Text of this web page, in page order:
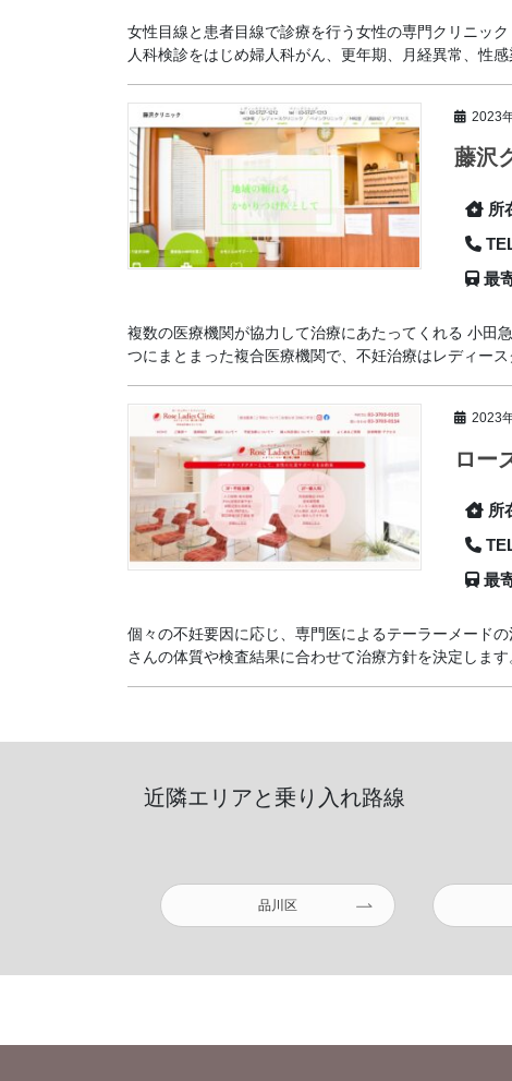
女性目線と患者目線で診療を行う女性の専門クリニッ
人科検診をはじめ婦人科がん、更年期、月経異常、性
2023
藤沢
所
最
複数の医療機関が協力して治療にあたってくれる 小田
つにまとまった複合医療機関で、不妊治療はレディー
2023
ロー
所
最
個々の不妊要因に応じ、専門医によるテーラーメード
さんの体質や検査結果に合わせて治療方針を決定しま
近隣エリアと乗り入れ路線
品川区